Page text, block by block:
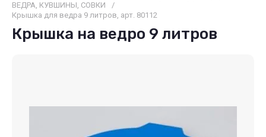
ВЕДРА, КУВШИНЫ, СОВКИ
/
Крышка для ведра 9 литров, арт. 80112
Крышка на ведро 9 литров